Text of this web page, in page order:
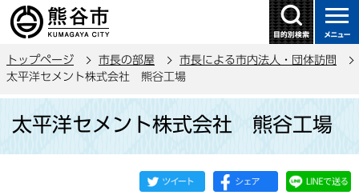
の
ー
トップページ 市長の部屋
市長による市内法人・団体訪問
太平洋セメント株式会社 熊谷工場
太平洋セメント株式会社 熊谷工場